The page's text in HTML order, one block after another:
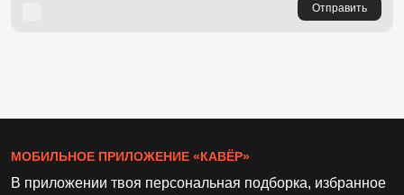
Отправить
МОБИЛЬНОЕ ПРИЛОЖЕНИЕ «КАВЁР»
В приложении твоя персональная подборка, избранное